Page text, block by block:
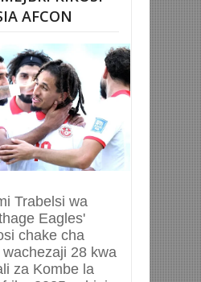
AFCON
Trabelsi wa
Eagles'
chake cha
28 kwa
za Kombe la